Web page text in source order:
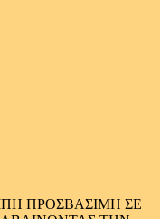
ΠΡΟΣΒΑΣΙΜΗ ΣΕ